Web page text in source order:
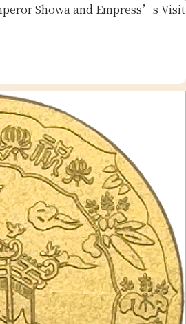
Showa and Empress’s Visit